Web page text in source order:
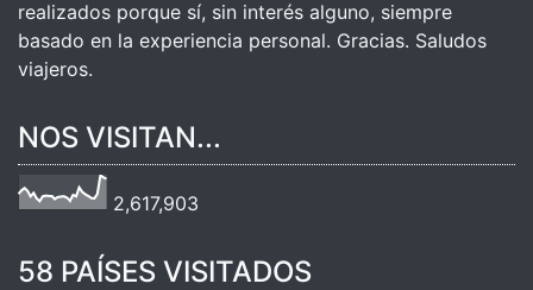
realizados porque sí, sin interés alguno, siempre
basado en la experiencia personal. Gracias. Saludos
viajeros.
NOS VISITAN...
2,617,903
58 PAÍSES VISITADOS